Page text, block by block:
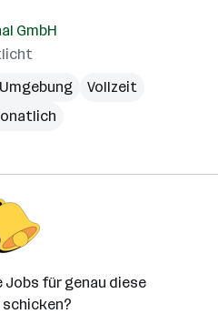
GmbH
Vollzeit
Jobs für genau diese
schicken?